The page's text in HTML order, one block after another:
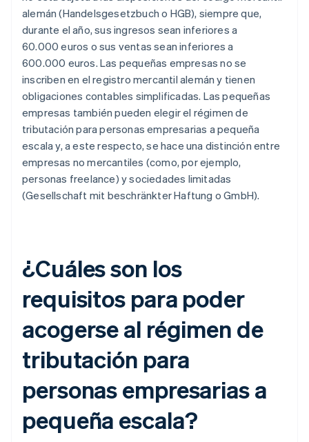
alemán (Handelsgesetzbuch o HGB), siempre que,
durante el año, sus ingresos sean inferiores a
60.000 euros o sus ventas sean inferiores a
600.000 euros. Las pequeñas empresas no se
inscriben en el registro mercantil alemán y tienen
obligaciones contables simplificadas. Las pequeñas
empresas también pueden elegir el régimen de
tributación para personas empresarias a pequeña
escala y, a este respecto, se hace una distinción entre
empresas no mercantiles (como, por ejemplo,
personas freelance) y sociedades limitadas
(Gesellschaft mit beschränkter Haftung o GmbH).
¿Cuáles son los
requisitos para poder
acogerse al régimen de
tributación para
personas empresarias a
pequeña escala?